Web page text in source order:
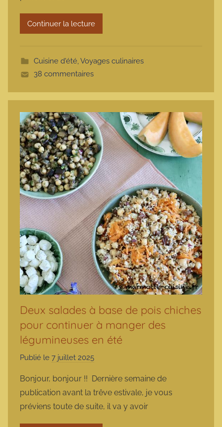
r
m
t
Continuer la lecture
Cuisine d'été,Voyages culinaires
38 commentaires
Deux salades à base de pois chiches
pour continuer à manger des
légumineuses en été
Publié le 7 juillet 2025
r
m
a
r
Bonjour, bonjour !! Dernière semaine de
publication avant la trêve estivale, je vous
préviens toute de suite, il va y avoir